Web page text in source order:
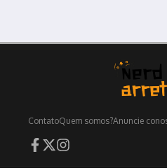
ContatoQuem somos?Anuncie